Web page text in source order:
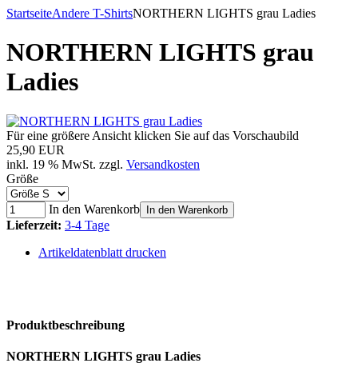
StartseiteAndere T-ShirtsNORTHERN LIGHTS grau Ladies
NORTHERN LIGHTS grau
Ladies
Für eine größere Ansicht klicken Sie auf das Vorschaubild
25,90 EUR
inkl. 19 % MwSt. zzgl. Versandkosten
Größe
In den Warenkorb In den Warenkorb
Lieferzeit: 3-4 Tage
Artikeldatenblatt drucken
Produktbeschreibung
NORTHERN LIGHTS grau Ladies